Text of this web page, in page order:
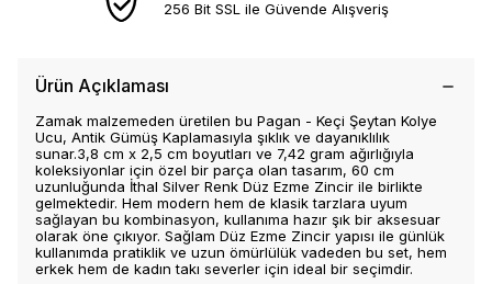
256 Bit SSL ile Güvende Alışveriş
Ürün Açıklaması
Zamak malzemeden üretilen bu Pagan - Keçi Şeytan Kolye
Ucu, Antik Gümüş Kaplamasıyla şıklık ve dayanıklılık
sunar.3,8 cm x 2,5 cm boyutları ve 7,42 gram ağırlığıyla
koleksiyonlar için özel bir parça olan tasarım, 60 cm
uzunluğunda İthal Silver Renk Düz Ezme Zincir ile birlikte
gelmektedir. Hem modern hem de klasik tarzlara uyum
sağlayan bu kombinasyon, kullanıma hazır şık bir aksesuar
olarak öne çıkıyor. Sağlam Düz Ezme Zincir yapısı ile günlük
kullanımda pratiklik ve uzun ömürlülük vadeden bu set, hem
erkek hem de kadın takı severler için ideal bir seçimdir.